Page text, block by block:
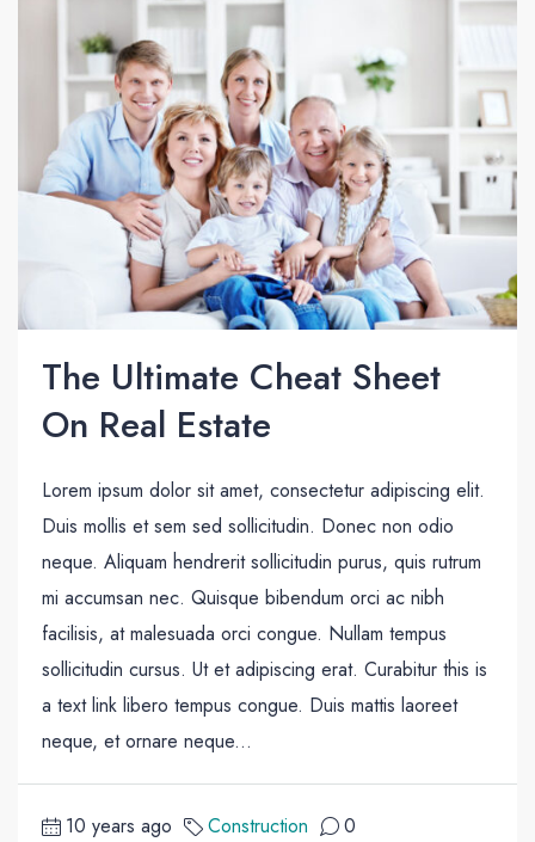
The Ultimate Cheat Sheet
On Real Estate
Lorem ipsum dolor sit amet, consectetur adipiscing elit.
Duis mollis et sem sed sollicitudin. Donec non odio
neque. Aliquam hendrerit sollicitudin purus, quis rutrum
mi accumsan nec. Quisque bibendum orci ac nibh
facilisis, at malesuada orci congue. Nullam tempus
sollicitudin cursus. Ut et adipiscing erat. Curabitur this is
a text link libero tempus congue. Duis mattis laoreet
neque, et ornare neque...
10 years ago Construction 0